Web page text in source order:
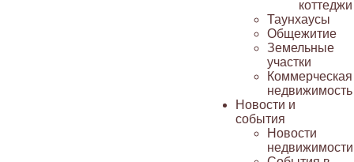
коттеджи
Таунхаусы
Общежитие
Земельные
участки
Коммерческая
недвижимость
Новости и
события
Новости
недвижимости